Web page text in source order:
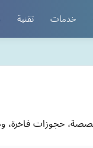
خدمات تقنية
حجوزات فاخرة،